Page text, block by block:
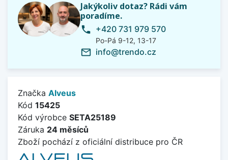
Jakýkoliv dotaz? Rádi vám
poradíme.
phone +420 731 979 570
Po-Pá 9-12, 13-17
mail_outline info@trendo.cz
Značka Alveus
Kód 15425
Kód výrobce SETA25189
Záruka 24 měsíců
Zboží pochází z oficiální distribuce pro ČR